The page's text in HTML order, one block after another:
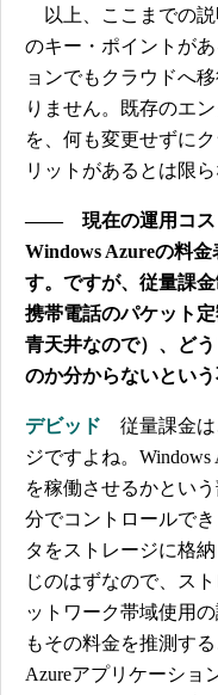
以上、ここまでの説
のキー・ポイントが
ョンでもクラウドへ
りません。既存のエ
を、何も変更せずに
リットがあるとは限ら
―― 現在の運用コス
Windows Azureの料
す。ですが、従量課
携帯電話のパケット
青天井なので）、ど
のか分からないとい
デビッド 従量課金は
ジですよね。
を稼働させるかとい
分でコントロールで
タをストレージに格
じのはずなので、ス
ットワーク帯域使用
もその料金を推測す
Azureアプリケーショ